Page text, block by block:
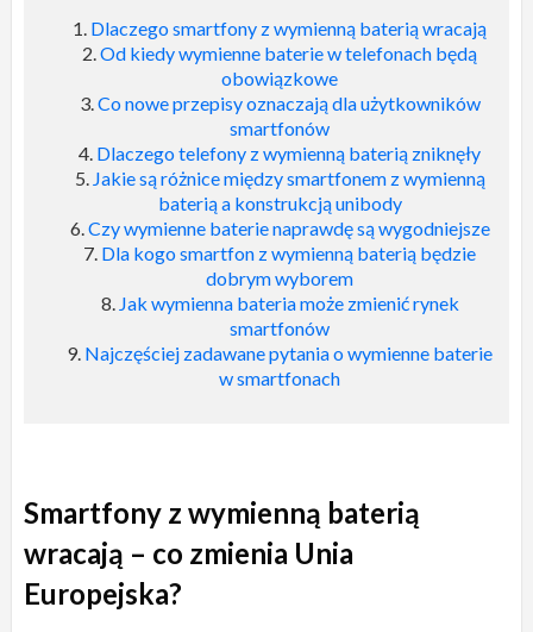
Dlaczego smartfony z wymienną baterią wracają
Od kiedy wymienne baterie w telefonach będą
obowiązkowe
Co nowe przepisy oznaczają dla użytkowników
smartfonów
Dlaczego telefony z wymienną baterią zniknęły
Jakie są różnice między smartfonem z wymienną
baterią a konstrukcją unibody
Czy wymienne baterie naprawdę są wygodniejsze
Dla kogo smartfon z wymienną baterią będzie
dobrym wyborem
Jak wymienna bateria może zmienić rynek
smartfonów
Najczęściej zadawane pytania o wymienne baterie
w smartfonach
Smartfony z wymienną baterią
wracają – co zmienia Unia
Europejska?